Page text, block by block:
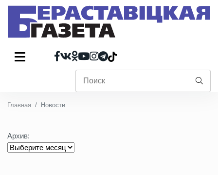
Главная Новости
Архив: